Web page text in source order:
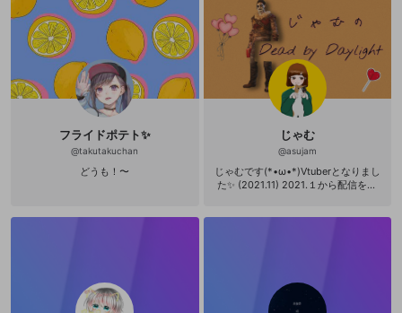
フライドポテト✨
@takutakuchan
どうも！〜
じゃむ
@asujam
じゃむです(*•ω•*)Vtuberとなりまし
た✨ (2021.11) 2021.１から配信を始
ラを作って頂きました ハムスターの
下僕さん🐹